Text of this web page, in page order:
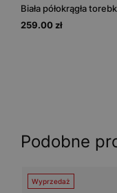
259.00 zł
Podobne
Wyprzedaż